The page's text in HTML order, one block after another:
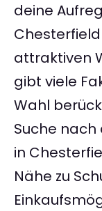
deine
attraktiven
gibt viele
Wahl
Suche
in
Nähe zu